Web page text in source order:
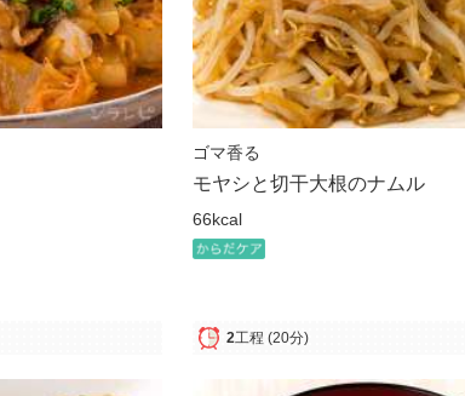
ゴマ香る
モヤシと切干大根のナムル
66kcal
2工程 (20分)